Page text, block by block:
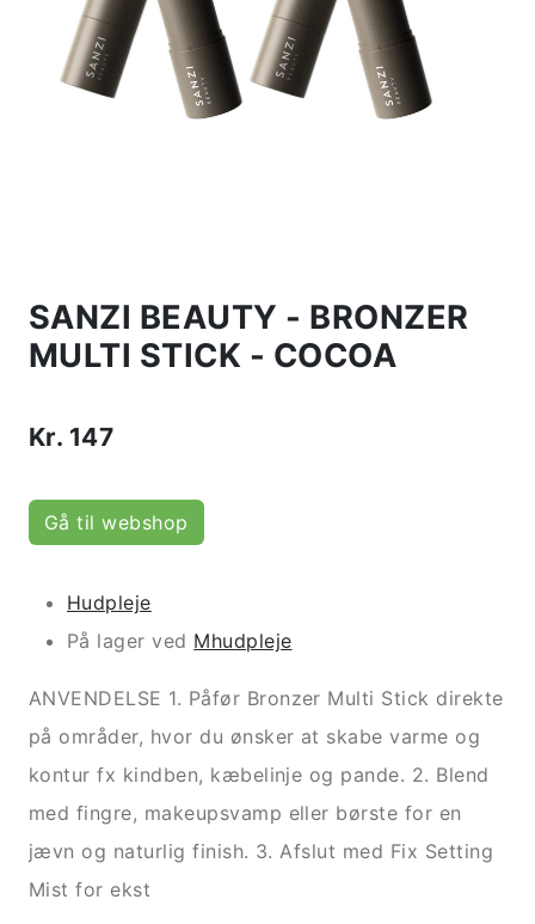
SANZI BEAUTY - BRONZER
MULTI STICK - COCOA
Kr. 147
Gå til webshop
Hudpleje
På lager ved Mhudpleje
ANVENDELSE 1. Påfør Bronzer Multi Stick direkte
på områder, hvor du ønsker at skabe varme og
kontur fx kindben, kæbelinje og pande. 2. Blend
med fingre, makeupsvamp eller børste for en
jævn og naturlig finish. 3. Afslut med Fix Setting
Mist for ekst